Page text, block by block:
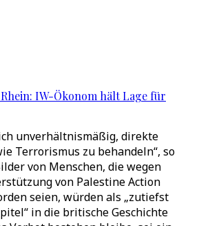
IW-Ökonom hält Lage für
unverhältnismäßig, direkte
Terrorismus zu behandeln“, so
von Menschen, die wegen
von Palestine Action
seien, würden als „zutiefst
in die britische Geschichte